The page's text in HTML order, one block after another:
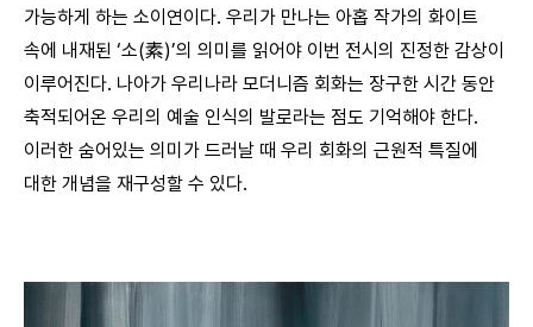
가능하게 하는 소이연이다. 우리가 만나는 아홉 작가의 화이트
속에 내재된 ‘소(素)’의 의미를 읽어야 이번 전시의 진정한 감상이
이루어진다. 나아가 우리나라 모더니즘 회화는 장구한 시간 동안
축적되어온 우리의 예술 인식의 발로라는 점도 기억해야 한다.
이러한 숨어있는 의미가 드러날 때 우리 회화의 근원적 특질에
대한 개념을 재구성할 수 있다.